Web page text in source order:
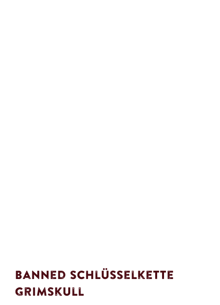
Banned Schlüsselkette
Grimskull